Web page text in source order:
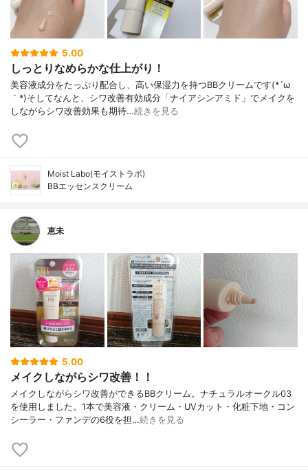
5.00
しっとりなめらかな仕上がり！
美容液成分をたっぷり配合し、高い保湿力を持つBBクリームです(*´ω
｀*)そしてなんと、シワ改善有効成分「ナイアシンアミド」でメイクを
しながらシワ改善効果も期待…続きを見る
Moist Labo(モイストラボ)
BBエッセンスクリーム
恵未
5.00
メイクしながらシワ改善！！
メイクしながらシワ改善ができるBBクリーム。ナチュラルオークル03
を使用しました。1本で美容液・クリーム・UVカット・化粧下地・コン
シーラー・ファンデの6役を担…続きを見る